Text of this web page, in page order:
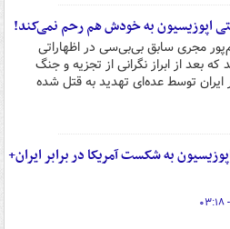
اپوزیسیون به خودش هم رحم نمی‌کند!
مجری سابق بی‌بی‌سی در اظهاراتی
بعد از ابراز نگرانی از تجزیه و جنگ
ایران توسط عده‌ای تهدید به قتل شده
به شکست آمریکا در برابر ایران+